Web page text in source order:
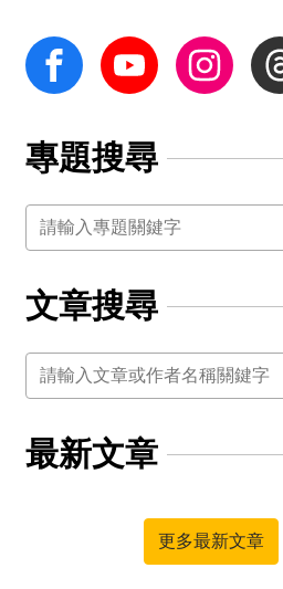
facebook Youtube Instagram
專題搜尋
關鍵字
文章搜尋
關鍵字
最新文章
更多最新文章